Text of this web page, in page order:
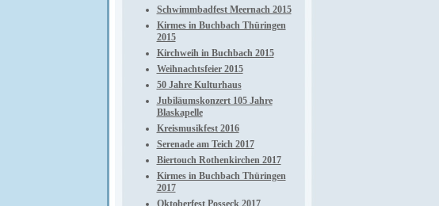
Schwimmbadfest Meernach 2015
Kirmes in Buchbach Thüringen
2015
Kirchweih in Buchbach 2015
Weihnachtsfeier 2015
50 Jahre Kulturhaus
Jubiläumskonzert 105 Jahre
Blaskapelle
Kreismusikfest 2016
Serenade am Teich 2017
Biertouch Rothenkirchen 2017
Kirmes in Buchbach Thüringen
2017
Oktoberfest Posseck 2017